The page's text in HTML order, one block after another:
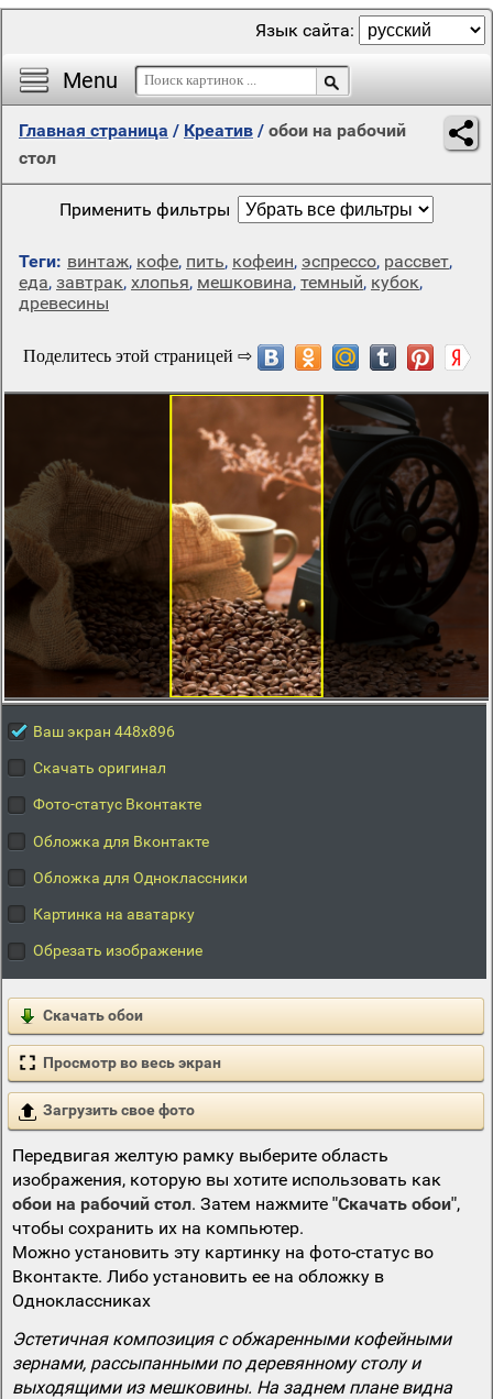
Menu
Язык сайта:
Главная страница / Креатив / обои на рабочий
стол
Применить фильтры
Теги: винтаж, кофе, пить, кофеин, эспрессо, рассвет,
еда, завтрак, хлопья, мешковина, темный, кубок,
древесины
Ваш экран 448x896
Скачать оригинал
Фото-статус Вконтакте
Обложка для Вконтакте
Обложка для Одноклассники
Картинка на аватарку
Обрезать изображение
Скачать обои
Просмотр во весь экран
Загрузить свое фото
Передвигая желтую рамку выберите область
изображения, которую вы хотите использовать как
обои на рабочий стол. Затем нажмите "Скачать обои",
чтобы сохранить их на компьютер.
Можно установить эту картинку на фото-статус во
Вконтакте. Либо установить ее на обложку в
Одноклассниках
Эстетичная композиция с обжаренными кофейными
зернами, рассыпанными по деревянному столу и
выходящими из мешковины. На заднем плане видна